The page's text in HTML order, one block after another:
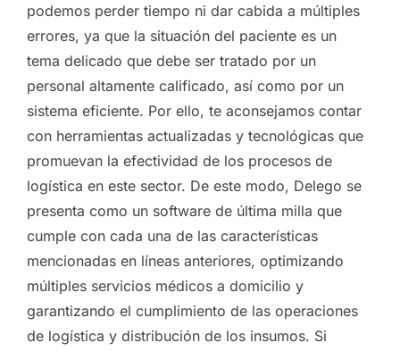
podemos perder tiempo ni dar cabida a múltiples
errores, ya que la situación del paciente es un
tema delicado que debe ser tratado por un
personal altamente calificado, así como por un
sistema eficiente. Por ello, te aconsejamos contar
con herramientas actualizadas y tecnológicas que
promuevan la efectividad de los procesos de
logística en este sector. De este modo, Delego se
presenta como un software de última milla que
cumple con cada una de las características
mencionadas en líneas anteriores, optimizando
múltiples servicios médicos a domicilio y
garantizando el cumplimiento de las operaciones
de logística y distribución de los insumos. Si